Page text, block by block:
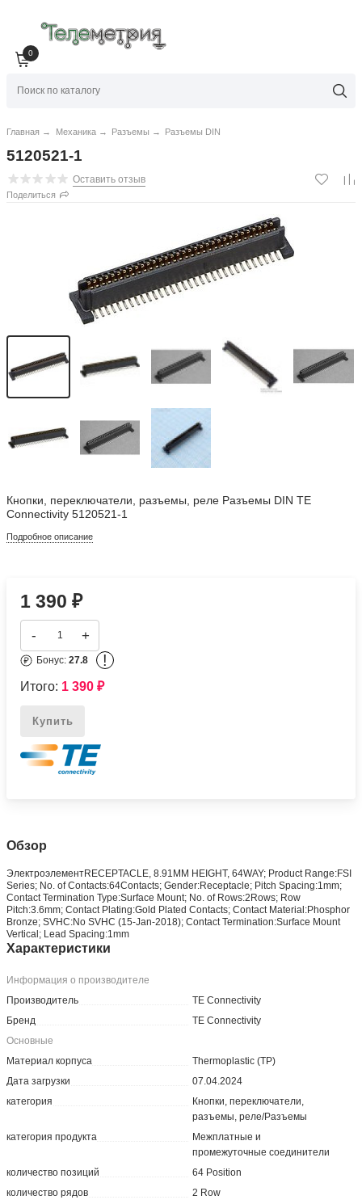
0
Главная → Механика → Разъемы → Разъемы DIN
5120521-1
Оставить отзыв
Поделиться
Кнопки, переключатели, разъемы, реле Разъемы DIN TE
Connectivity 5120521-1
Подробное описание
1 390₽
- +
Бонус:27.8 !
Итого: 1 390₽
Купить
Обзор
ЭлектроэлементRECEPTACLE, 8.91MM HEIGHT, 64WAY; Product Range:FSI
Series; No. of Contacts:64Contacts; Gender:Receptacle; Pitch Spacing:1mm;
Contact Termination Type:Surface Mount; No. of Rows:2Rows; Row
Pitch:3.6mm; Contact Plating:Gold Plated Contacts; Contact Material:Phosphor
Bronze; SVHC:No SVHC (15-Jan-2018); Contact Termination:Surface Mount
Vertical; Lead Spacing:1mm
Характеристики
Информация о производителе
Производитель
TE Connectivity
Бренд
TE Connectivity
Основные
Материал корпуса
Thermoplastic (TP)
Дата загрузки
07.04.2024
категория
Кнопки, переключатели,
разъемы, реле/Разъемы
категория продукта
Межплатные и
промежуточные соединители
количество позиций
64 Position
количество рядов
2 Row